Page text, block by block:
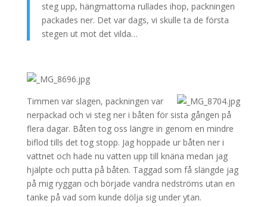
steg upp, hängmattorna rullades ihop, packningen
packades ner. Det var dags, vi skulle ta de första
stegen ut mot det vilda…
Timmen var slagen, packningen var
nerpackad och vi steg ner i båten för sista gången på
flera dagar. Båten tog oss längre in genom en mindre
biflod tills det tog stopp. Jag hoppade ur båten ner i
vattnet och hade nu vatten upp till knäna medan jag
hjälpte och putta på båten. Taggad som få slängde jag
på mig ryggan och började vandra nedströms utan en
tanke på vad som kunde dölja sig under ytan.